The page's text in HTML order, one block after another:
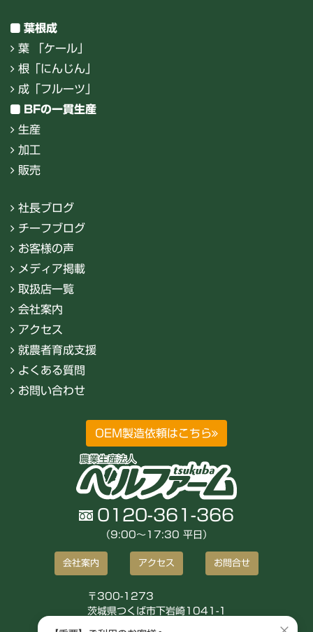
葉根成
葉 「ケール」
根「にんじん」
成「フルーツ」
BFの一貫生産
生産
加工
販売
社長ブログ
チーフブログ
お客様の声
メディア掲載
取扱店一覧
会社案内
アクセス
就農者育成支援
よくある質問
お問い合わせ
OEM製造依頼はこちら
0120-361-366
（9:00〜17:30 平日）
会社案内 アクセス お問合せ
〒300-1273
茨城県つくば市下岩崎1041-1